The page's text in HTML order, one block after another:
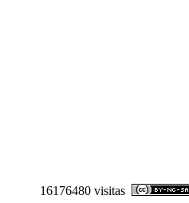
16176480 visitas